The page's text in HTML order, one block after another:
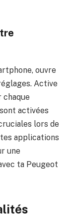
ouvre
Active
activées
lors de
applications
une
ta Peugeot